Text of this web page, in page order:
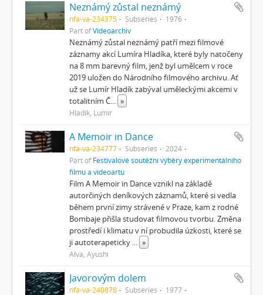
Neznámý zůstal neznámý
nfa-va-234375 Subseries
1976
Part ofVideoarchiv
Neznámý zůstal neznámý patří mezi filmové
záznamy akcí Lumíra Hladíka, které byly natočeny
na 8 mm barevný film, jenž byl umělcem v roce
2019 uložen do Národního filmového archivu. Ať
už se Lumír Hladík zabýval uměleckými akcemi v
totalitním Č... »
Hladík, Lumír
A Memoir in Dance
nfa-va-234777 Subseries
2024
Part ofFestivalové soutěžní výběry experimentálního
filmu a videoartu
Film A Memoir in Dance vznikl na základě
autorčiných deníkových záznamů, které si vedla
během první zimy strávené v Praze, kam z rodné
Bombaje přišla studovat filmovou tvorbu. Změna
prostředí i klimatu v ní probudila úzkosti, které se
ji autoterapeticky ... »
Alva, Ayushi
Javorovým dolem
nfa-va-240878 Subseries
1977